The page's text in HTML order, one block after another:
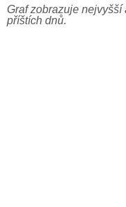
Graf zobrazuje
příštích dnů.